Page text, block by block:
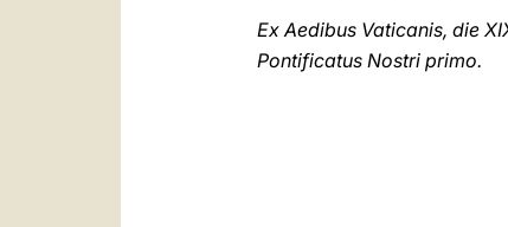
Ex Aedibus Vaticanis, die
Pontificatus Nostri primo.